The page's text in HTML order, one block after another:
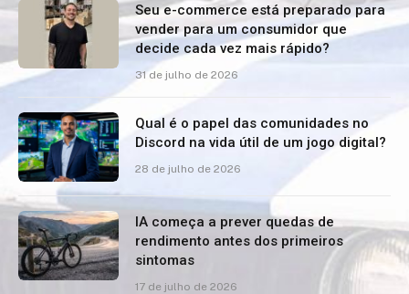
Seu e-commerce está preparado para
vender para um consumidor que
decide cada vez mais rápido?
31 de julho de 2026
Qual é o papel das comunidades no
Discord na vida útil de um jogo digital?
28 de julho de 2026
IA começa a prever quedas de
rendimento antes dos primeiros
sintomas
17 de julho de 2026